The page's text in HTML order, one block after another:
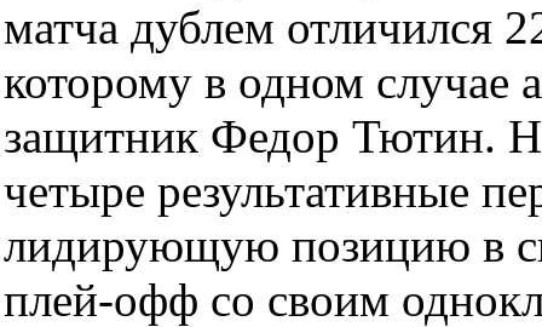
матча дублем отличился
которому в одном случае
защитник Федор Тютин.
четыре результативные
лидирующую позицию в
плей-офф со своим